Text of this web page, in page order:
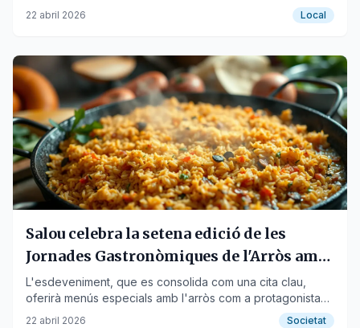
traçat ferroviari en un gran passeig urbà.
22 abril 2026 Local
Salou celebra la setena edició de les
Jornades Gastronòmiques de l'Arròs amb
22 restaurants
L'esdeveniment, que es consolida com una cita clau,
oferirà menús especials amb l'arròs com a protagonista
del 24 d'abril al 24 de maig.
22 abril 2026 Societat